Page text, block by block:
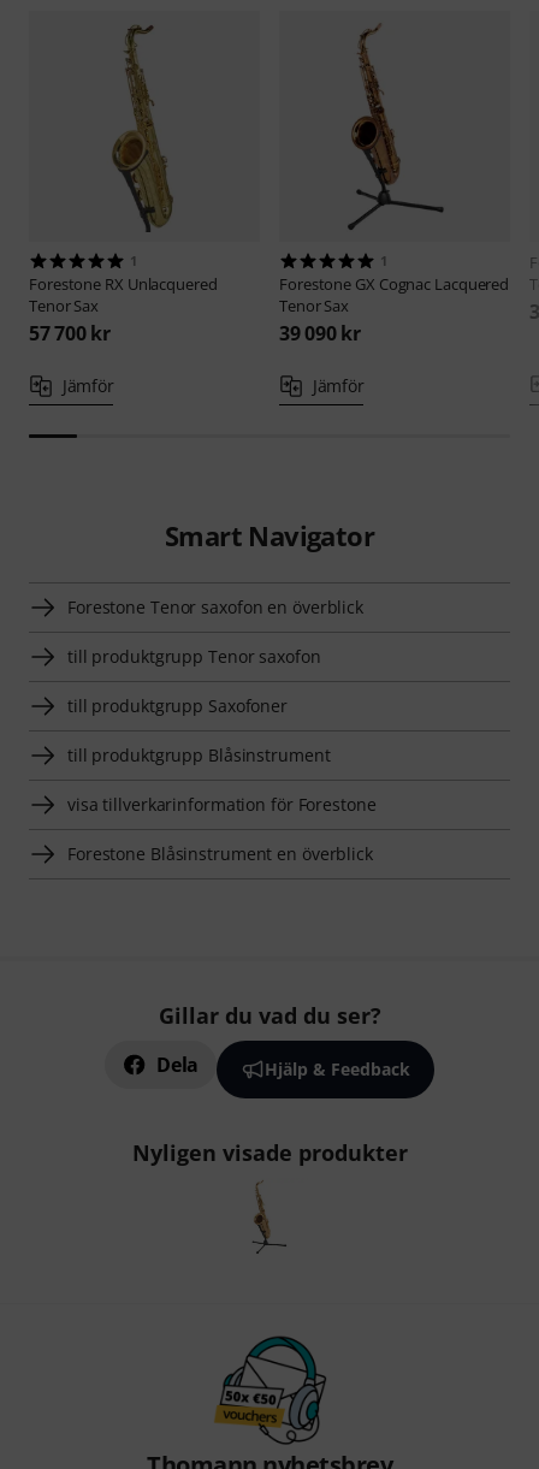
1
Forestone RX Unlacquered
Tenor Sax
57 700 kr
Jämför
1
Forestone GX Cognac Lacquered
Tenor Sax
39 090 kr
Jämför
Smart Navigator
Forestone Tenor saxofon en överblick
till produktgrupp Tenor saxofon
till produktgrupp Saxofoner
till produktgrupp Blåsinstrument
visa tillverkarinformation för Forestone
Forestone Blåsinstrument en överblick
Gillar du vad du ser?
Dela Hjälp & Feedback
Nyligen visade produkter